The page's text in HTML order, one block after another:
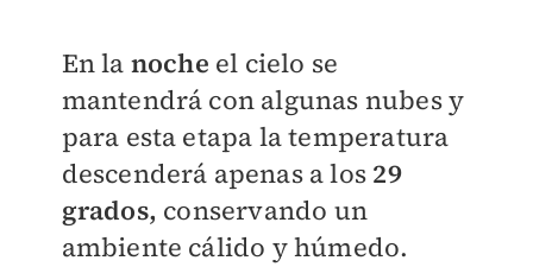
En la noche el cielo se
mantendrá con algunas nubes y
para esta etapa la temperatura
descenderá apenas a los 29
grados, conservando un
ambiente cálido y húmedo.